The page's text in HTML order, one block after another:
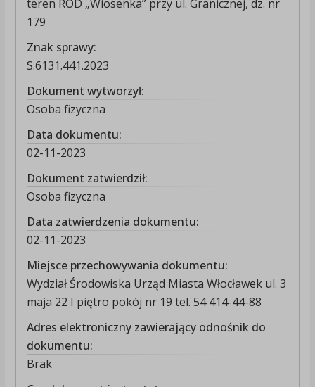
teren ROD „Wiosenka” przy ul. Granicznej, dz. nr
179
Znak sprawy:
S.6131.441.2023
Dokument wytworzył:
Osoba fizyczna
Data dokumentu:
02-11-2023
Dokument zatwierdził:
Osoba fizyczna
Data zatwierdzenia dokumentu:
02-11-2023
Miejsce przechowywania dokumentu:
Wydział Środowiska Urząd Miasta Włocławek ul. 3
maja 22 I piętro pokój nr 19 tel. 54 414-44-88
Adres elektroniczny zawierający odnośnik do
dokumentu:
Brak